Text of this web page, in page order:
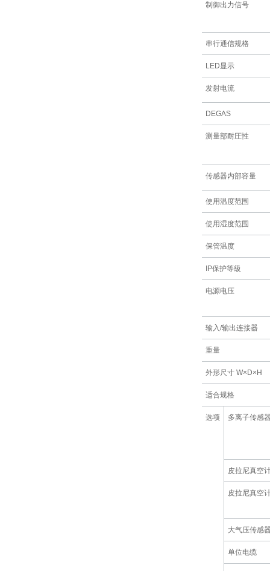
制御出力信号
串行通信规格
LED显示
发射电流
DEGAS
测量部耐圧性
传感器内部容量
使用温度范围
使用湿度范围
保管温度
IP保护等級
电源电压
输入/输出连接器
重量
外形尺寸 W×D×H
适合规格
选项 多离子传感
皮拉尼真空
皮拉尼真空
大气压传感
单位电缆